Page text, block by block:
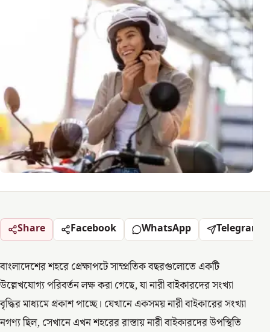
Share Facebook WhatsApp Telegram
বাংলাদেশের শহরে প্রেক্ষাপটে সাম্প্রতিক বছরগুলোতে একটি
উল্লেখযোগ্য পরিবর্তন লক্ষ করা গেছে, যা নারী বাইকারদের সংখ্যা
বৃদ্ধির মাধ্যমে প্রকাশ পাচ্ছে। যেখানে একসময় নারী বাইকারের সংখ্যা
নগণ্য ছিল, সেখানে এখন শহরের রাস্তায় নারী বাইকারদের উপস্থিতি